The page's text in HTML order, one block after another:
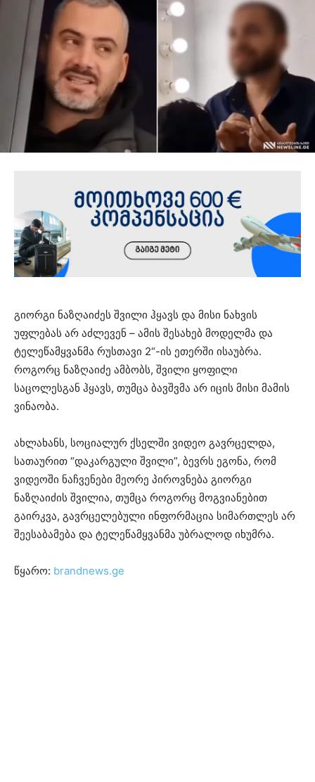
გიორგი ნაზღაიძეს შვილი ჰყავს და მისი ნახვის
უფლებას არ აძლევენ – ამის შესახებ მოდელმა და
ტელეწამყვანმა რუსთავი 2“-ის ეთერში ისაუბრა.
როგორც ნაზღაიძე ამბობს, შვილი ყოფილი
საცოლესგან ჰყავს, თუმცა ბავშვმა არ იცის მისი მამის
ვინაობა.
ახლახანს, სოციალურ ქსელში ვიდეო გავრცელდა,
სათაურით “დაკარგული შვილი”, ბევრს ეგონა, რომ
ვიდეოში ნაჩვენები მეორე პიროვნება გიორგი
ნაზღაიძის შვილია, თუმცა როგორც მოგვიანებით
გაირკვა, გავრცელებული ინფორმაცია სიმართლეს არ
შეესაბამება და ტელეწამყვანმა უბრალოდ იხუმრა.
წყარო: brandnews.ge